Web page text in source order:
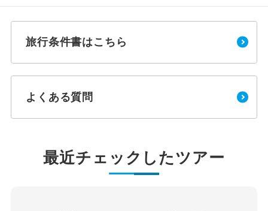
旅行条件書はこちら
よくある質問
最近チェックしたツアー